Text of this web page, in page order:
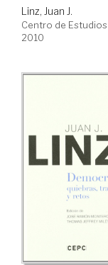
Linz, Juan J.
Centro de Estudios
2010